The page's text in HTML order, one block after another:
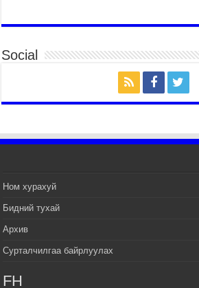
ТӨРИЙН ДАЛБААНЫ ӨДӨРТ ЗОРИУЛСАН
2026 оны 7 сар 14 / 17 цаг 47 минут
Өв соёлоо тээж яваа уяачдын галаар УИХ-ын
дарга С.Бямбацогт зочлон баяр хүргэв
2026 оны 7 сар 14 / 17 цаг 40 минут
наадмын нээлтэд оролцон, сурын талбай,
шагайн асарт зочиллоо
Монгол Улсын Их Хурлын дарга С.Бямбацогт
2026 оны 7 сар 14 / 17 цаг 09 минут
УИХ-ын дарга С.Бямбацогт БНХАУ-аас Монгол
хүлээн авч уулзав
Social
Ном хурахуй
Бидний тухай
Архив
Сурталчилгаа байрлуулах
FH